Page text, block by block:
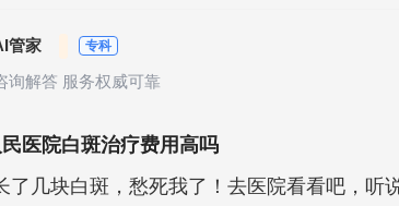
管家 专科
询解答 服务权威可靠
医院白斑治疗费用高吗
了几块白斑，愁死我了！去医院看看吧，听